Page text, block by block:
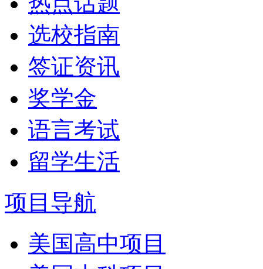
选校指南
签证资讯
奖学金
语言考试
留学生活
项目导航
美国高中项目